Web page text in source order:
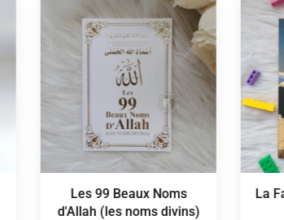
Les 99 Beaux Noms
d'Allah (les noms divins)
La